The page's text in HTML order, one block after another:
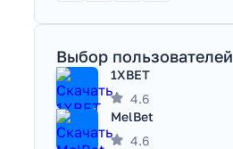
Выбор пользователей
1XBET
4.6
MelBet
4.6